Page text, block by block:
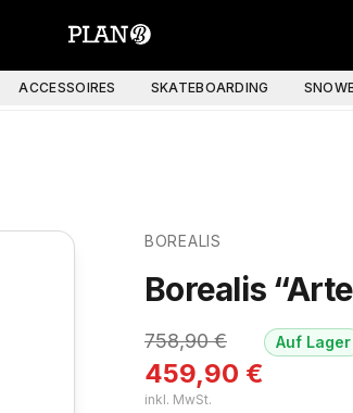
ACCESSOIRES SKATEBOARDING
BOREALIS
Borealis
758,90€
459,90 €
inkl. MwSt.
Auf Lager